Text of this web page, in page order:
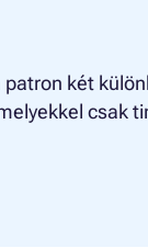
két
csak